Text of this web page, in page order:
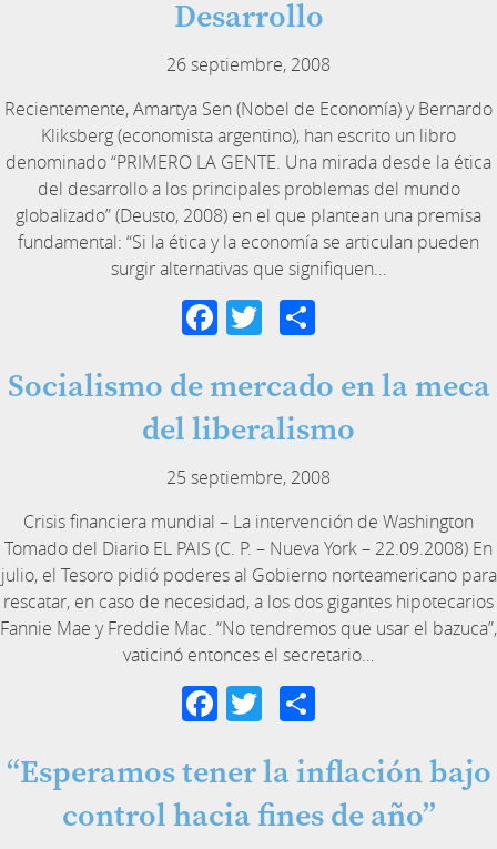
Desarrollo
26 septiembre, 2008
Recientemente, Amartya Sen (Nobel de Economía) y Bernardo
Kliksberg (economista argentino), han escrito un libro
denominado “PRIMERO LA GENTE. Una mirada desde la ética
del desarrollo a los principales problemas del mundo
globalizado” (Deusto, 2008) en el que plantean una premisa
fundamental: “Si la ética y la economía se articulan pueden
surgir alternativas que signifiquen…
Facebook
Twitter
Socialismo de mercado en la meca
del liberalismo
25 septiembre, 2008
Crisis financiera mundial – La intervención de Washington
Tomado del Diario EL PAIS (C. P. – Nueva York – 22.09.2008) En
julio, el Tesoro pidió poderes al Gobierno norteamericano para
rescatar, en caso de necesidad, a los dos gigantes hipotecarios
Fannie Mae y Freddie Mac. “No tendremos que usar el bazuca”,
vaticinó entonces el secretario…
Facebook
Twitter
“Esperamos tener la inflación bajo
control hacia fines de año”